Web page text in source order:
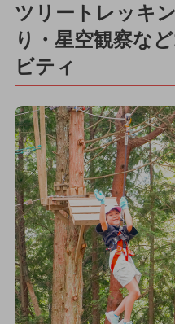
ツリートレッキ
り・星空観察な
ビティ